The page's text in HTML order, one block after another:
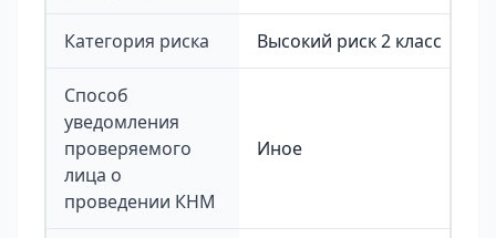
Категория риска Высокий риск 2 класс
Способ
уведомления
проверяемого
лица о
проведении КНМ
Иное